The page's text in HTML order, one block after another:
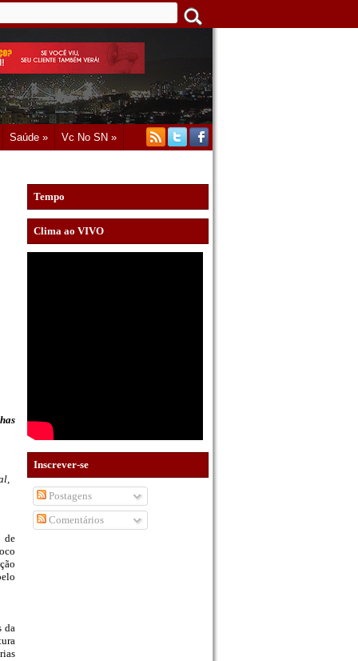
Saúde » Vc No SN »
de
da
Tempo
Clima ao VIVO
Inscrever-se
Postagens
Comentários